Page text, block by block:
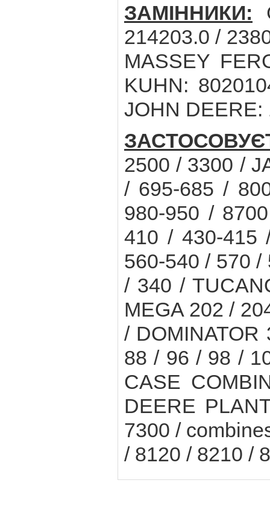
ЗАМІННИКИ:
214203.0 /
MASSEY
KUHN:
JOHN DEERE:
2500 / 3300 /
/ 695-685 /
980-950 /
410 / 430-415
560-540 / 570 /
/ 340 /
MEGA 202 /
/
88 / 96 / 98 /
CASE
DEERE
7300 /
/ 8120 / 8210 /